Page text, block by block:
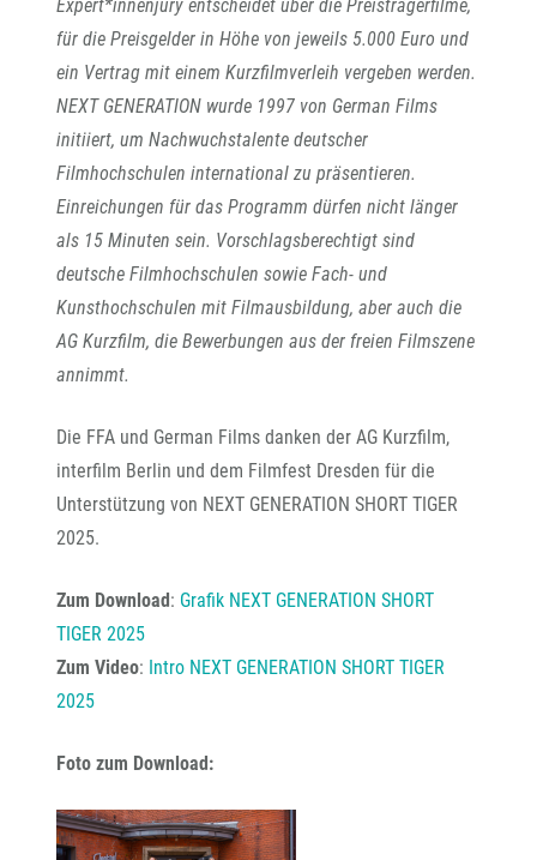
Expert*innenjury entscheidet über die Preisträgerfilme,
für die Preisgelder in Höhe von jeweils 5.000 Euro und
ein Vertrag mit einem Kurzfilmverleih vergeben werden.
NEXT GENERATION wurde 1997 von German Films
initiiert, um Nachwuchstalente deutscher
Filmhochschulen international zu präsentieren.
Einreichungen für das Programm dürfen nicht länger
als 15 Minuten sein. Vorschlagsberechtigt sind
deutsche Filmhochschulen sowie Fach- und
Kunsthochschulen mit Filmausbildung, aber auch die
AG Kurzfilm, die Bewerbungen aus der freien Filmszene
annimmt.
Die FFA und German Films danken der AG Kurzfilm,
interfilm Berlin und dem Filmfest Dresden für die
Unterstützung von NEXT GENERATION SHORT TIGER
2025.
Zum Download: Grafik NEXT GENERATION SHORT
TIGER 2025
Zum Video: Intro NEXT GENERATION SHORT TIGER
2025
Foto zum Download: